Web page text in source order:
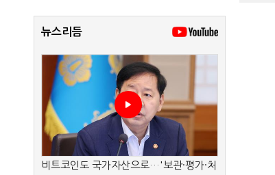
뉴스리듬
비트코인도 국가자산으로…'보관·평가·처